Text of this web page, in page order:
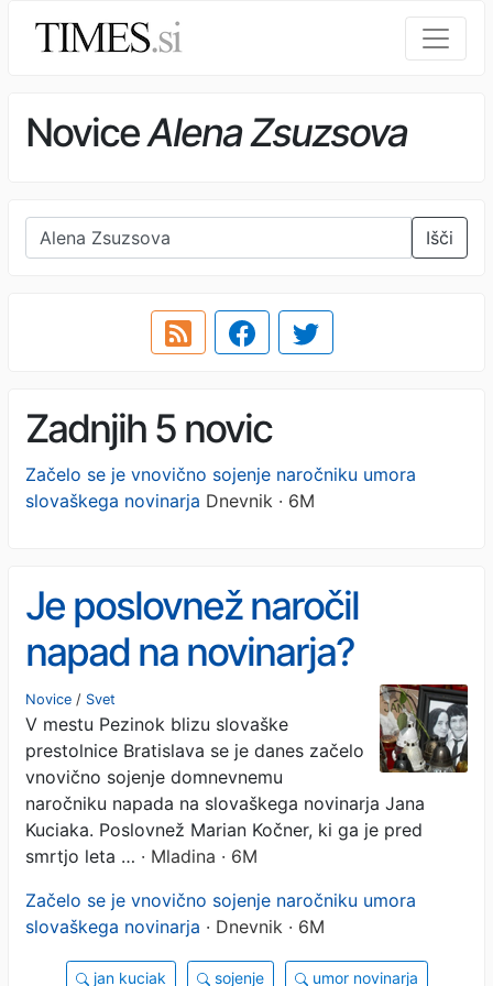
NoviceAlena Zsuzsova
Išči
Zadnjih 5 novic
Začelo se je vnovično sojenje naročniku umora
slovaškega novinarja Dnevnik · 6M
Je poslovnež naročil
napad na novinarja?
Novice / Svet
V mestu Pezinok blizu slovaške
prestolnice Bratislava se je danes začelo
vnovično sojenje domnevnemu
naročniku napada na slovaškega novinarja Jana
Kuciaka. Poslovnež Marian Kočner, ki ga je pred
smrtjo leta … · Mladina · 6M
Začelo se je vnovično sojenje naročniku umora
slovaškega novinarja · Dnevnik · 6M
jan kuciak sojenje umor novinarja